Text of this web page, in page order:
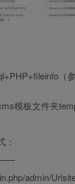
（
模板文件夹
：
admin/